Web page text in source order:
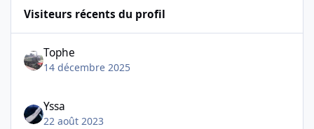
Visiteurs récents du profil
Tophe
14 décembre 2025
Yssa
22 août 2023